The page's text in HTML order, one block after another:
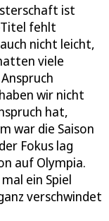
ist
fehlt
nicht leicht,
viele
wir nicht
hat,
war die Saison
Fokus lag
auf Olympia.
ein Spiel
verschwindet